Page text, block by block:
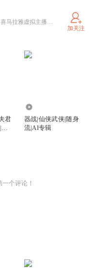
做最酷炫的仔，讲最动听的故事。喜马拉雅虚拟主播天团营业啦~
加关注
君
器战|仙侠武侠|随身
流|AI专辑
个评论！